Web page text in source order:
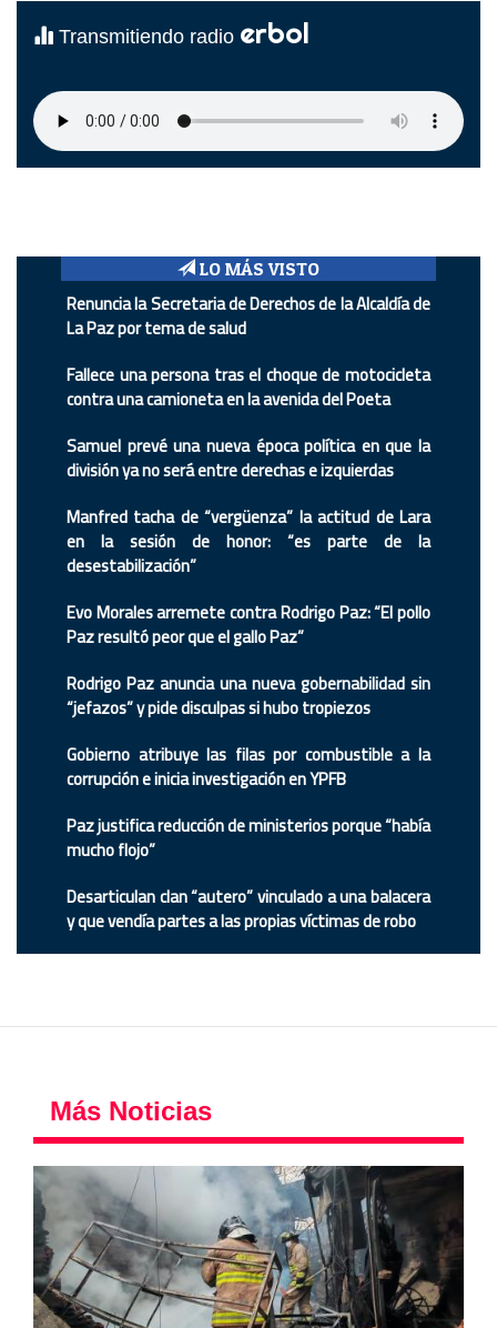
Transmitiendo radio erbol
LO MÁS VISTO
Renuncia la Secretaria de Derechos de la Alcaldía de
La Paz por tema de salud
Fallece una persona tras el choque de motocicleta
contra una camioneta en la avenida del Poeta
Samuel prevé una nueva época política en que la
división ya no será entre derechas e izquierdas
Manfred tacha de “vergüenza” la actitud de Lara
en la sesión de honor: “es parte de la
desestabilización”
Evo Morales arremete contra Rodrigo Paz: “El pollo
Paz resultó peor que el gallo Paz”
Rodrigo Paz anuncia una nueva gobernabilidad sin
“jefazos” y pide disculpas si hubo tropiezos
Gobierno atribuye las filas por combustible a la
corrupción e inicia investigación en YPFB
Paz justifica reducción de ministerios porque “había
mucho flojo”
Desarticulan clan “autero” vinculado a una balacera
y que vendía partes a las propias víctimas de robo
Más Noticias